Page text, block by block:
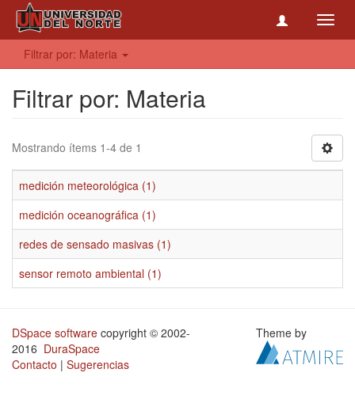
Filtrar por: Materia
Filtrar por: Materia
Mostrando ítems 1-4 de 1
medición meteorológica (1)
medición oceanográfica (1)
redes de sensado masivas (1)
sensor remoto ambiental (1)
DSpace software copyright © 2002-
2016 DuraSpace
Contacto | Sugerencias
Theme by